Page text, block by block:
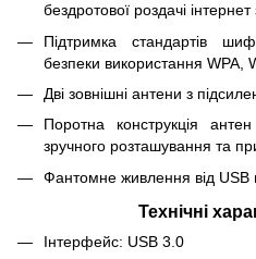
бездротової роздачі
Підтримка стандартів
безпеки використання WPA,
Дві зовнішні антени з
Поротна конструкція
зручного розташування та
Фантомне живлення від USB
Технічні
Інтерфейс: USB 3.0